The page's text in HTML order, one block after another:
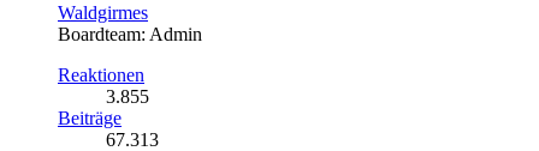
Waldgirmes
Boardteam: Admin
Reaktionen
3.855
Beiträge
67.313